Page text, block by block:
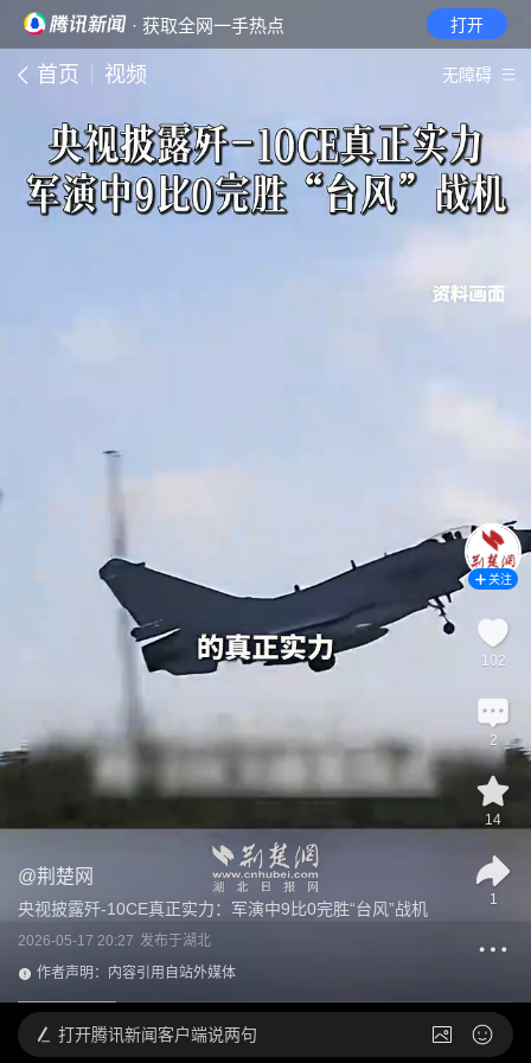
· 获取全网一手热点 打开
首页 视频 无障碍
@荆楚网
央视披露歼-10CE真正实力：军演中9比0完胜“台风”战机
2026-05-17 20:27 发布于湖北
作者声明：内容引用自站外媒体
关注
102
2
14
1
打开腾讯新闻客户端说两句